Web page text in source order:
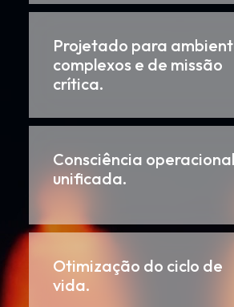
Projetado para
complexos e de missão
crítica.
Consciência operacional
unificada.
Otimização do ciclo de
vida.